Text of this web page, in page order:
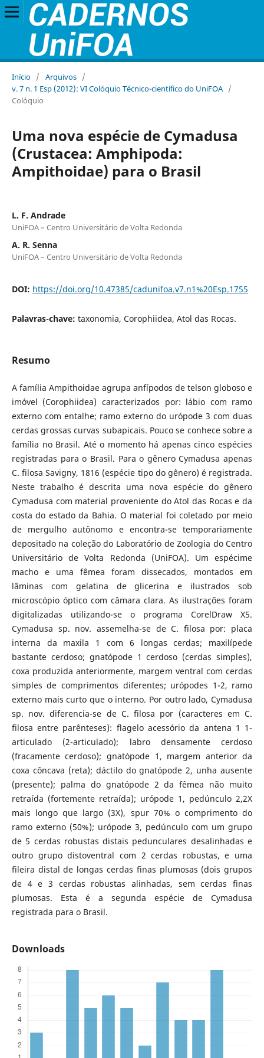
Início / Arquivos /
v. 7 n. 1 Esp (2012): VI Colóquio Técnico-científico do UniFOA /
Colóquio
Uma nova espécie de Cymadusa
(Crustacea: Amphipoda:
Ampithoidae) para o Brasil
L. F. Andrade
UniFOA – Centro Universitário de Volta Redonda
A. R. Senna
UniFOA – Centro Universitário de Volta Redonda
DOI: https://doi.org/10.47385/cadunifoa.v7.n1%20Esp.1755
Palavras-chave: taxonomia, Corophiidea, Atol das Rocas.
Resumo
A família Ampithoidae agrupa anfípodos de telson globoso e
imóvel (Corophiidea) caracterizados por: lábio com ramo
externo com entalhe; ramo externo do urópode 3 com duas
cerdas grossas curvas subapicais. Pouco se conhece sobre a
família no Brasil. Até o momento há apenas cinco espécies
registradas para o Brasil. Para o gênero Cymadusa apenas
C. filosa Savigny, 1816 (espécie tipo do gênero) é registrada.
Neste trabalho é descrita uma nova espécie do gênero
Cymadusa com material proveniente do Atol das Rocas e da
costa do estado da Bahia. O material foi coletado por meio
de mergulho autônomo e encontra-se temporariamente
depositado na coleção do Laboratório de Zoologia do Centro
Universitário de Volta Redonda (UniFOA). Um espécime
macho e uma fêmea foram dissecados, montados em
lâminas com gelatina de glicerina e ilustrados sob
microscópio óptico com câmara clara. As ilustrações foram
digitalizadas utilizando-se o programa CorelDraw X5.
Cymadusa sp. nov. assemelha-se de C. filosa por: placa
interna da maxila 1 com 6 longas cerdas; maxilípede
bastante cerdoso; gnatópode 1 cerdoso (cerdas simples),
coxa produzida anteriormente, margem ventral com cerdas
simples de comprimentos diferentes; urópodes 1-2, ramo
externo mais curto que o interno. Por outro lado, Cymadusa
sp. nov. diferencia-se de C. filosa por (caracteres em C.
filosa entre parênteses): flagelo acessório da antena 1 1-
articulado (2-articulado); labro densamente cerdoso
(fracamente cerdoso); gnatópode 1, margem anterior da
coxa côncava (reta); dáctilo do gnatópode 2, unha ausente
(presente); palma do gnatópode 2 da fêmea não muito
retraída (fortemente retraída); urópode 1, pedúnculo 2,2X
mais longo que largo (3X), spur 70% o comprimento do
ramo externo (50%); urópode 3, pedúnculo com um grupo
de 5 cerdas robustas distais pedunculares desalinhadas e
outro grupo distoventral com 2 cerdas robustas, e uma
fileira distal de longas cerdas finas plumosas (dois grupos
de 4 e 3 cerdas robustas alinhadas, sem cerdas finas
plumosas. Esta é a segunda espécie de Cymadusa
registrada para o Brasil.
Downloads